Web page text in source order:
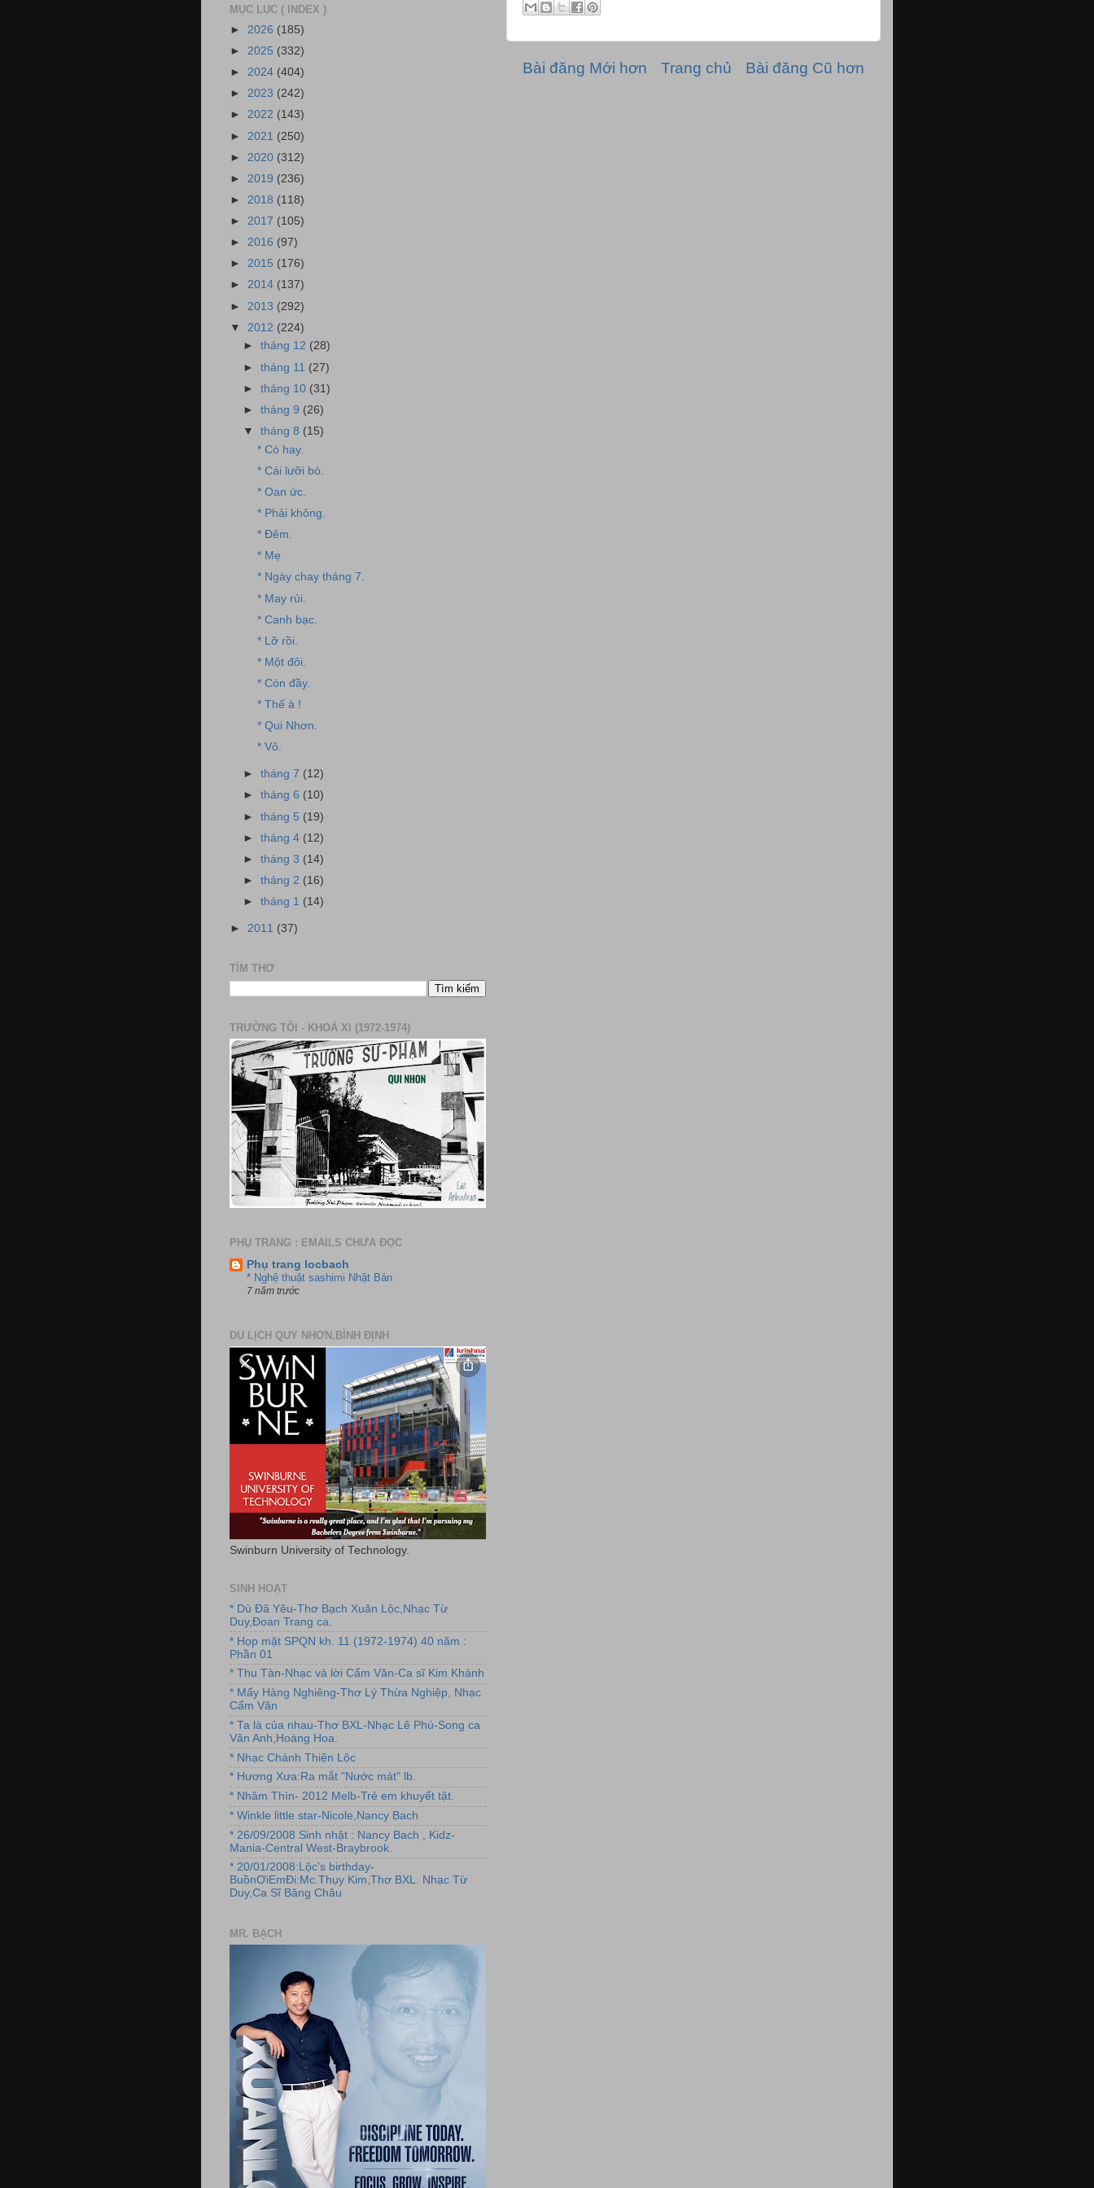
Bài đăng Mới hơn Bài đăng Cũ hơn
Trang chủ
MỤC LỤC ( INDEX )
► 2026 (185)
► 2025 (332)
► 2024 (404)
► 2023 (242)
► 2022 (143)
► 2021 (250)
► 2020 (312)
► 2019 (236)
► 2018 (118)
► 2017 (105)
► 2016 (97)
► 2015 (176)
► 2014 (137)
► 2013 (292)
▼ 2012 (224)
►tháng 12 (28)
►tháng 11 (27)
►tháng 10 (31)
►tháng 9 (26)
▼tháng 8 (15)
* Có hay.
* Cái lưỡi bò.
* Oan ức.
* Phải không.
* Đêm.
* Mẹ
* Ngày chay tháng 7.
* May rủi.
* Canh bạc.
* Lỡ rồi.
* Một đôi.
* Còn đầy.
* Thế à !
* Qui Nhơn.
* Vô.
►tháng 7 (12)
►tháng 6 (10)
►tháng 5 (19)
►tháng 4 (12)
►tháng 3 (14)
►tháng 2 (16)
►tháng 1 (14)
► 2011 (37)
TÌM THƠ
TRƯỜNG TÔI - KHOÁ XI (1972-1974)
PHỤ TRANG : EMAILS CHƯA ĐỌC
Phụ trang locbach
* Nghệ thuật sashimi Nhật Bản
7 năm trước
DU LỊCH QUY NHƠN,BÌNH ĐỊNH
Swinburn University of Technology.
SINH HOẠT
* Dù Đã Yêu-Thơ Bạch Xuân Lộc,Nhạc Từ
Duy,Đoan Trang ca.
* Họp mặt SPQN kh. 11 (1972-1974) 40 năm :
Phần 01
* Thu Tàn-Nhạc và lời Cẩm Văn-Ca sĩ Kim Khánh
* Mấy Hàng Nghiêng-Thơ Lý Thừa Nghiệp, Nhạc
Cẩm Văn
* Ta là của nhau-Thơ BXL-Nhạc Lê Phú-Song ca
Vân Anh,Hoàng Hoa.
* Nhạc Chánh Thiện Lộc
* Hương Xưa:Ra mắt "Nước mát" lb.
* Nhâm Thìn- 2012 Melb-Trẻ em khuyết tật.
* Winkle little star-Nicole,Nancy Bach
* 26/09/2008 Sinh nhật : Nancy Bach , Kidz-
Mania-Central West-Braybrook.
* 20/01/2008:Lộc's birthday-
BuồnƠiEmĐi:Mc.Thụy Kim,Thơ BXL. Nhạc Từ
Duy,Ca Sĩ Băng Châu
MR. BẠCH